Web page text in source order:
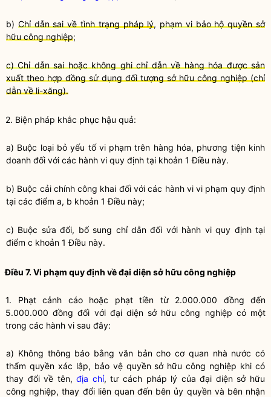
b) Chỉ dẫn sai về tình trạng pháp lý,phạm vi bảo hộ quyền sở
hữu công nghiệp;
c) Chỉ dẫn sai hoặc không ghi chỉ dẫn về hàng hóa được sản
xuất theo hợp đồng sử dụng đối tượng sở hữu công nghiệp (chỉ
dẫn về li-xăng).
2. Biện pháp khắc phục hậu quả:
a) Buộc loại bỏ yếu tố vi phạm trên hàng hóa, phương tiện kinh
doanh đối với các hành vi quy định tại khoản 1 Điều này.
b) Buộc cải chính công khai đối với các hành vi vi phạm quy định
tại các điểm a, b khoản 1 Điều này;
c) Buộc sửa đổi, bổ sung chỉ dẫn đối với hành vi quy định tại
điểm c khoản 1 Điều này.
Điều 7. Vi phạm quy định về đại diện sở hữu công nghiệp
1. Phạt cảnh cáo hoặc phạt tiền từ 2.000.000 đồng đến
5.000.000 đồng đối với đại diện sở hữu công nghiệp có một
trong các hành vi sau đây:
a) Không thông báo bằng văn bản cho cơ quan nhà nước có
thẩm quyềnxác lập, bảo vệ quyềnsở hữu công nghiệp khi có
thay đổi về tên,địa chỉ, tư cách pháp lý của đại diện sở hữu
công nghiệp, thay đổi liên quan đến bên ủy quyềnvà bên nhận